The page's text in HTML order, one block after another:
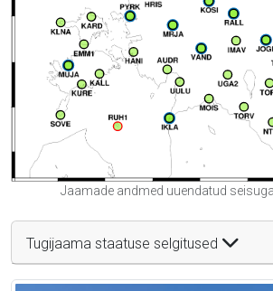
Jaamade andmed uuendatud
Tugijaama staatuse selgitused